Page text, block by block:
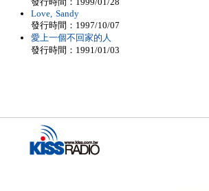
Love, Sandy
發行時間：1997/10/07
愛上一個不回家的人
發行時間：1991/01/03